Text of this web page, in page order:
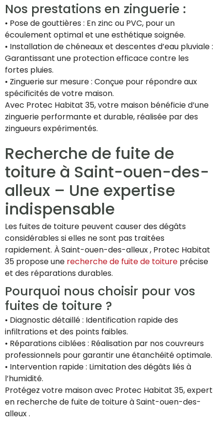
Nos prestations en zinguerie :
• Pose de gouttières : En zinc ou PVC, pour un
écoulement optimal et une esthétique soignée.
• Installation de chéneaux et descentes d’eau pluviale :
Garantissant une protection efficace contre les
fortes pluies.
• Zinguerie sur mesure : Conçue pour répondre aux
spécificités de votre maison.
Avec Protec Habitat 35, votre maison bénéficie d’une
zinguerie performante et durable, réalisée par des
zingueurs expérimentés.
Recherche de fuite de
toiture à Saint-ouen-des-
alleux – Une expertise
indispensable
Les fuites de toiture peuvent causer des dégâts
considérables si elles ne sont pas traitées
rapidement. À Saint-ouen-des-alleux , Protec Habitat
35 propose une recherche de fuite de toiture précise
et des réparations durables.
Pourquoi nous choisir pour vos
fuites de toiture ?
• Diagnostic détaillé : Identification rapide des
infiltrations et des points faibles.
• Réparations ciblées : Réalisation par nos couvreurs
professionnels pour garantir une étanchéité optimale.
• Intervention rapide : Limitation des dégâts liés à
l’humidité.
Protégez votre maison avec Protec Habitat 35, expert
en recherche de fuite de toiture à Saint-ouen-des-
alleux .